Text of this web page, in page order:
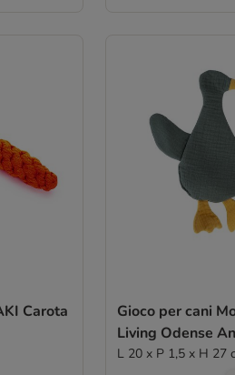
Carota
Gioco per cani
Living Odense
L 20 x P 1,5 x H 27